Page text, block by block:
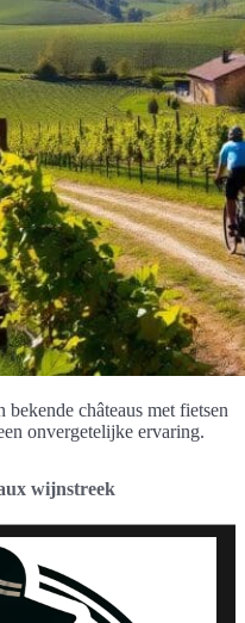
châteaus met fietsen
onvergetelijke ervaring.
wijnstreek